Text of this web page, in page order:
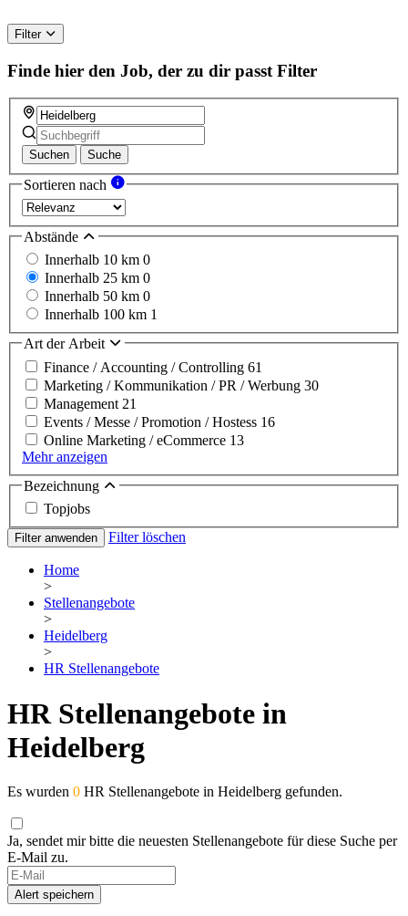
Filter
Finde hier den Job, der zu dir passt Filter
Suchen Suche
Sortieren nach
Abstände
Innerhalb 10 km 0
Innerhalb 25 km 0
Innerhalb 50 km 0
Innerhalb 100 km 1
Art der Arbeit
Finance / Accounting / Controlling 61
Marketing / Kommunikation / PR / Werbung 30
Management 21
Events / Messe / Promotion / Hostess 16
Online Marketing / eCommerce 13
Mehr anzeigen
Bezeichnung
Topjobs
Filter anwenden Filter löschen
Home
>
Stellenangebote
>
Heidelberg
>
HR Stellenangebote
HR Stellenangebote in
Heidelberg
Es wurden 0 HR Stellenangebote in Heidelberg gefunden.
Ja, sendet mir bitte die neuesten Stellenangebote für diese Suche per
E-Mail zu.
If
you
are
Alert speichern